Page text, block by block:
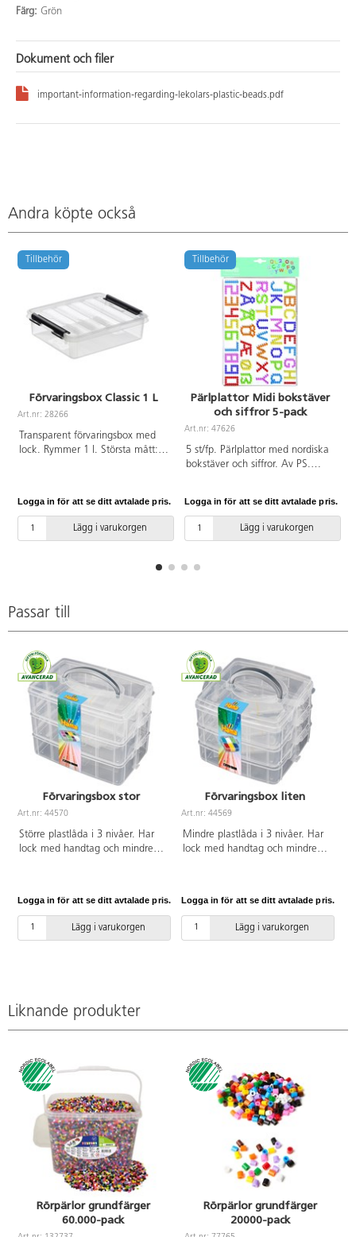
Färg: Grön
Dokument och filer
important-information-regarding-lekolars-plastic-beads.pdf
Andra köpte också
Tillbehör
Förvaringsbox Classic 1 L
Art.nr: 28266
Transparent förvaringsbox med
lock. Rymmer 1 l. Största mått:
Logga in för att se ditt avtalade pris.
Lägg i varukorgen
Tillbehör
Pärlplattor Midi bokstäver
och siffror 5-pack
Art.nr: 47626
5 st/fp. Pärlplattor med nordiska
bokstäver och siffror. Av PS.
Logga in för att se ditt avtalade pris.
Lägg i varukorgen
Passar till
Förvaringsbox stor
Art.nr: 44570
Större plastlåda i 3 nivåer. Har
lock med handtag och mindre
totalt 24 fack. En hel
förvaringslåda rymmer ca 12
000 midirörpärlor. Mått:
Logga in för att se ditt avtalade pris.
Lägg i varukorgen
Förvaringsbox liten
Art.nr: 44569
Mindre plastlåda i 3 nivåer. Har
lock med handtag och mindre
totalt 18 fack. En hel
förvaringslåda rymmer ca 6 000
midirörpärlor. Mått:
Logga in för att se ditt avtalade pris.
Lägg i varukorgen
Liknande produkter
Rörpärlor grundfärger
60.000-pack
Rörpärlor grundfärger
20000-pack